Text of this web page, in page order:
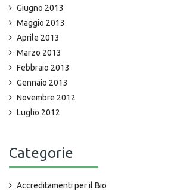
Giugno 2013
Maggio 2013
Aprile 2013
Marzo 2013
Febbraio 2013
Gennaio 2013
Novembre 2012
Luglio 2012
Categorie
Accreditamenti per il Bio